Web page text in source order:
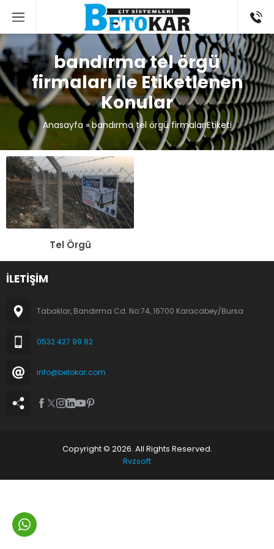
bandırma tel örgü
firmaları ile Etiketlenen
Konular
Anasayfa»bandırma tel örgü firmalarıEtiketi
Tel Örgü
İLETİŞİM
Tabaklar, Bandırma Cd. No:74, 16700 Karacabey/Bursa
0532 427 99 82
info@betokar.com
Copyright © 2026. All Rights Reserved.
Rvzsoft